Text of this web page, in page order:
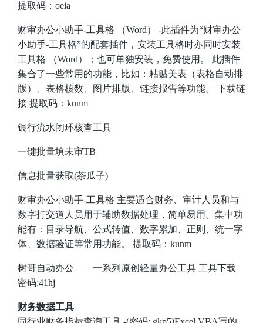
提取码：oeia
财审办公小助手-工具格 （Word） -此插件为“财审办公
小助手-工具格”的配套插件，安装工具格时亦同时安装
工具格 （Word）；也可单独安装，免费使用。 此插件
集合了一些常用的功能，比如：粘贴美表（表格自动排
版）、表格核数、图片排版、链接报告等功能。 下载链
接 提取码：kunm
银行流水闭环核查工具
一键批量填未审TB
信息批量获取(茶瓜子)
财审办公小助手-工具格 主要适合财务、审计人员和与
数字打交道人员用于辅助数据处理，简单易用。集中功
能有：目录导航、公式转值、数字累加、正则、统一字
体、数据验证等常用功能。 提取码：kunm
树哥自动办公——一系列原创轻量办公工具 工具下载
密码:41hj
财务数据工具